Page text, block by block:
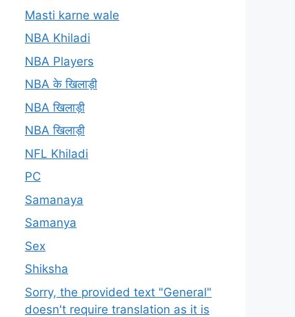
Masti karne wale
NBA Khiladi
NBA Players
NBA के खिलाड़ी
NBA खिलाड़ी
NBA खिलाड़ी
NFL Khiladi
PC
Samanaya
Samanya
Sex
Shiksha
Sorry, the provided text "General"
doesn't require translation as it is